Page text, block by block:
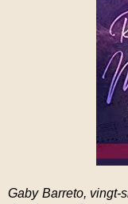
Gaby Barreto, vingt-